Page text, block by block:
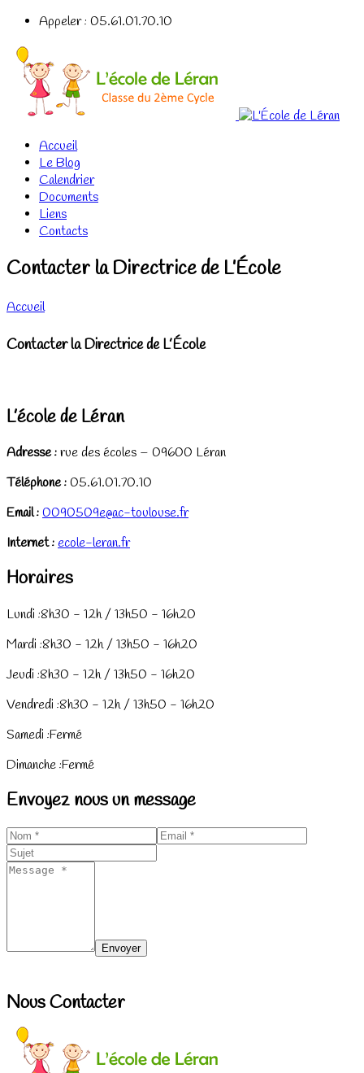
Appeler : 05.61.01.70.10
Accueil
Le Blog
Calendrier
Documents
Liens
Contacts
Contacter la Directrice de L’École
Accueil
Contacter la Directrice de L’École
L’école de Léran
Adresse :rue des écoles – 09600 Léran
Téléphone :05.61.01.70.10
Email :0090509e@ac-toulouse.fr
Internet : ecole-leran.fr
Horaires
Lundi :8h30 - 12h / 13h50 - 16h20
Mardi :8h30 - 12h / 13h50 - 16h20
Jeudi :8h30 - 12h / 13h50 - 16h20
Vendredi :8h30 - 12h / 13h50 - 16h20
Samedi :Fermé
Dimanche :Fermé
Envoyez nous un message
Nous Contacter